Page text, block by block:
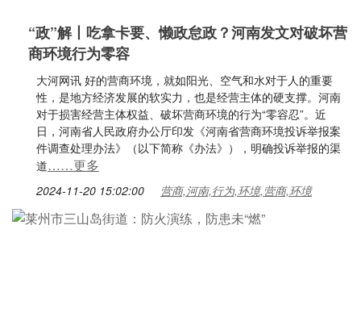
“政”解丨吃拿卡要、懒政怠政？河南发文对破坏营
商环境行为零容
大河网讯 好的营商环境，就如阳光、空气和水对于人的重要
性，是地方经济发展的软实力，也是经营主体的硬支撑。河南
对于损害经营主体权益、破坏营商环境的行为“零容忍”。近
日，河南省人民政府办公厅印发《河南省营商环境投诉举报案
件调查处理办法》（以下简称《办法》），明确投诉举报的渠
道……更多
2024-11-20 15:02:00 营商,河南,行为,环境,营商,环境